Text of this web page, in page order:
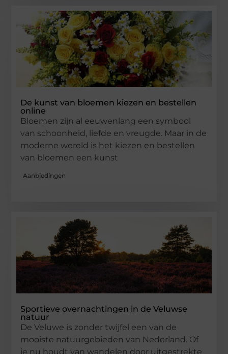
De kunst van bloemen kiezen en bestellen
online
Bloemen zijn al eeuwenlang een symbool
van schoonheid, liefde en vreugde. Maar in de
moderne wereld is het kiezen en bestellen
van bloemen een kunst
Aanbiedingen
Sportieve overnachtingen in de Veluwse
natuur
De Veluwe is zonder twijfel een van de
mooiste natuurgebieden van Nederland. Of
je nu houdt van wandelen door uitgestrekte